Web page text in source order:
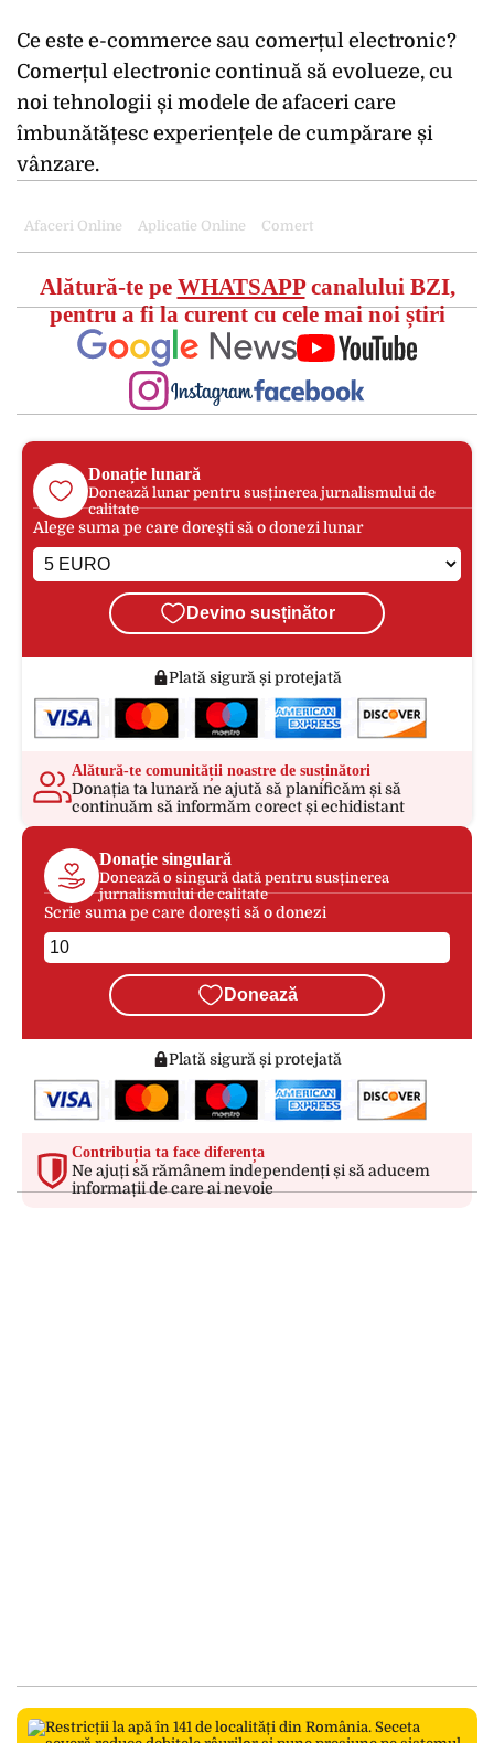
Ce este e-commerce sau comerțul electronic?
Comerțul electronic continuă să evolueze, cu
noi tehnologii și modele de afaceri care
îmbunătățesc experiențele de cumpărare și
vânzare.
Afaceri Online Aplicatie Online Comert
Alătură-te pe WHATSAPPcanalului BZI,
pentru a fi la curent cu cele mai noi știri
Donație lunară
Donează lunar pentru susținerea jurnalismului de
calitate
Alege suma pe care dorești să o donezi lunar
Devino susținător
Plată sigură și protejată
Alătură-te comunității noastre de susținători
Donația ta lunară ne ajută să planificăm și să
continuăm să informăm corect și echidistant
Donație singulară
Donează o singură dată pentru susținerea
jurnalismului de calitate
Scrie suma pe care dorești să o donezi
Donează
Plată sigură și protejată
Contribuția ta face diferența
Ne ajuți să rămânem independenți și să aducem
informații de care ai nevoie